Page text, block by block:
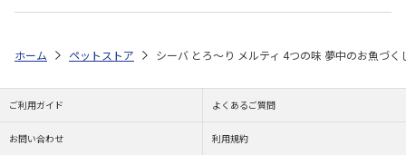
ホーム ペットストア シーバ とろ～り メルティ 4つの味 夢中のお魚づ
ご利用ガイド よくあるご質問
お問い合わせ 利用規約